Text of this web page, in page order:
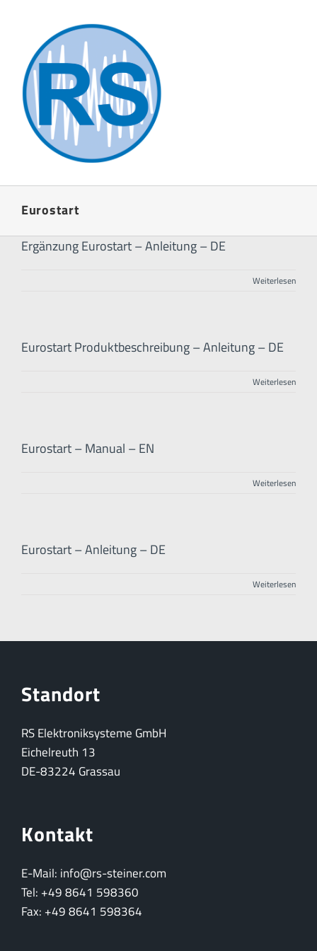
springen
Eurostart
Ergänzung Eurostart – Anleitung – DE
Weiterlesen
Eurostart Produktbeschreibung – Anleitung – DE
Weiterlesen
Eurostart – Manual – EN
Weiterlesen
Eurostart – Anleitung – DE
Weiterlesen
Standort
RS Elektroniksysteme GmbH
Eichelreuth 13
DE-83224 Grassau
Kontakt
E-Mail: info@rs-steiner.com
Tel: +49 8641 598360
Fax: +49 8641 598364